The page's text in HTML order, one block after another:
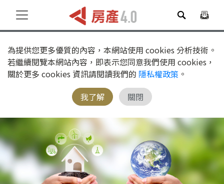
為提供您更多優質的內容，本網站使用 cookies 分析技術。
若繼續閱覽本網站內容，即表示您同意我們使用 cookies，
關於更多 cookies 資訊請閱讀我們的 隱私權政策 。
我了解
關閉